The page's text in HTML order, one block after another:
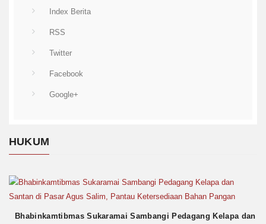
Index Berita
RSS
Twitter
Facebook
Google+
HUKUM
Bhabinkamtibmas Sukaramai Sambangi Pedagang Kelapa dan